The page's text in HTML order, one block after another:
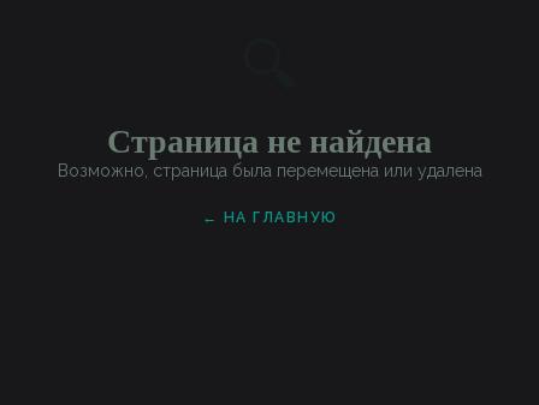
Страница не найдена
Возможно, страница была перемещена или удалена
← НА ГЛАВНУЮ